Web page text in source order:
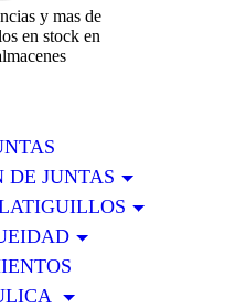
y mas de
en stock en
DE JUNTAS